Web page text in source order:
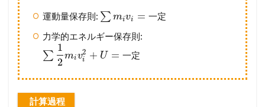
運動量保存則: ∑ mivi = 一定
力学的エネルギー保存則:
∑
1
2
miv2
i + U = 一定
計算過程